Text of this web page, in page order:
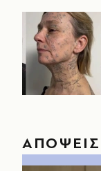
ΑΠΟΨΕΙΣ